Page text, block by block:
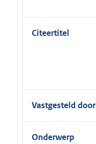
Citeertitel
Vastgesteld door
Onderwerp